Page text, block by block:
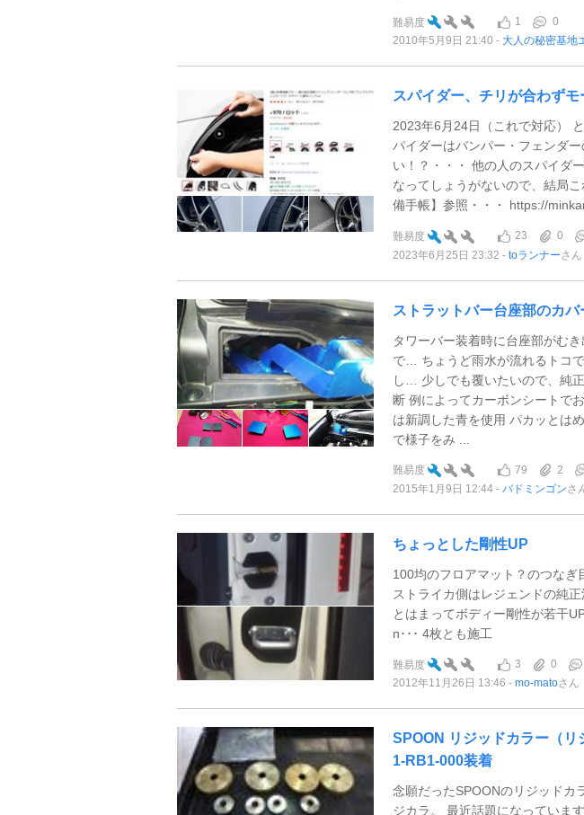
難易度 1
0
2010年5月9日 21:40
大人の秘密基地
スパイダー、チリが合わずモ
2023年6月24日（これで対応）
パイダーはバンパー・フェンダ
い！？・・・ 他の人のスパイダ
なってしょうがないので、結局
備手帳】参照・・・ https://
難易度 23 0
2023年6月25日 23:32
toランナーさん
ストラットバー台座部のカバ
タワーバー装着時に台座部がむ
で… ちょうど雨水が流れるトコ
し… 少しでも覆いたいので、純
断 例によってカーボンシートで
は新調した青を使用 パカッとは
で様子をみ ...
難易度 79 2
2015年1月9日 12:44
バドミンゴンさ
ちょっとした剛性UP
100均のフロアマット？のつなぎ
ストライカ側はレジェンドの純
とはまってボディー剛性が若干
n･･･ 4枚とも施工
難易度 3 0
2012年11月26日 13:46
mo-matoさん
SPOON リジッドカラー（
1-RB1-000装着
念願だったSPOONのリジッドカ
ジカラ。 最近話題になっていま